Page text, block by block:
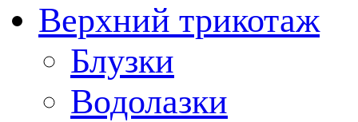
Верхний трикотаж
Блузки
Водолазки